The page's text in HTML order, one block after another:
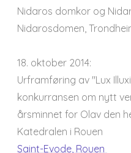
Nidaros domkor og
Nidarosdomen,
18. oktober 2014:
Urframføring av "Lux
konkurransen om nytt
årsminnet for Olav den
Katedralen i Rouen
Saint-Evode, Rouen